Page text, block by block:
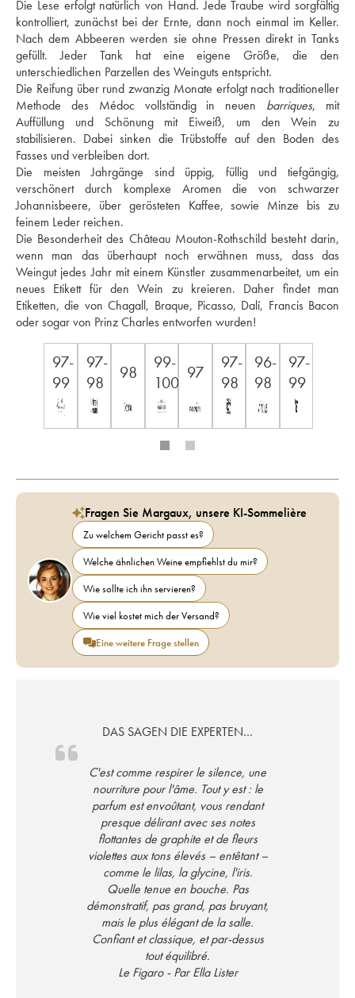
Die Lese erfolgt natürlich von Hand. Jede Traube wird sorgfältig
kontrolliert, zunächst bei der Ernte, dann noch einmal im Keller.
Nach dem Abbeeren werden sie ohne Pressen direkt in Tanks
gefüllt. Jeder Tank hat eine eigene Größe, die den
unterschiedlichen Parzellen des Weinguts entspricht.
Die Reifung über rund zwanzig Monate erfolgt nach traditioneller
Methode des Médoc vollständig in neuen barriques, mit
Auffüllung und Schönung mit Eiweiß, um den Wein zu
stabilisieren. Dabei sinken die Trübstoffe auf den Boden des
Fasses und verbleiben dort.
Die meisten Jahrgänge sind üppig, füllig und tiefgängig,
verschönert durch komplexe Aromen die von schwarzer
Johannisbeere, über gerösteten Kaffee, sowie Minze bis zu
feinem Leder reichen.
Die Besonderheit des Château Mouton-Rothschild besteht darin,
wenn man das überhaupt noch erwähnen muss, dass das
Weingut jedes Jahr mit einem Künstler zusammenarbeitet, um ein
neues Etikett für den Wein zu kreieren. Daher findet man
Etiketten, die von Chagall, Braque, Picasso, Dalí, Francis Bacon
oder sogar von Prinz Charles entworfen wurden!
97-
99
97-
98
98
99-
100 97
97-
98
96-
98
97-
99
Fragen Sie Margaux, unsere KI-Sommelière
Zu welchem Gericht passt es?
Welche ähnlichen Weine empfiehlst du mir?
Wie sollte ich ihn servieren?
Wie viel kostet mich der Versand?
Eine weitere Frage stellen
DAS SAGEN DIE EXPERTEN…
C'est comme respirer le silence, une
nourriture pour l'âme. Tout y est : le
parfum est envoûtant, vous rendant
presque délirant avec ses notes
flottantes de graphite et de fleurs
violettes aux tons élevés – entêtant –
comme le lilas, la glycine, l'iris.
Quelle tenue en bouche. Pas
démonstratif, pas grand, pas bruyant,
mais le plus élégant de la salle.
Confiant et classique, et par-dessus
tout équilibré.
Le Figaro - Par Ella Lister